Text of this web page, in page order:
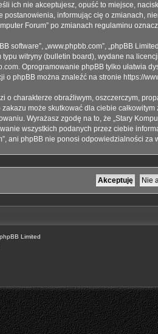
ich nie akceptujesz, opuść to miejsce,
postanowienia, informując cię o zmianach,
Forum” po zmianach regulaminu
software”, „www.phpbb.com”, „phpBB
witryny (bulletin board), wydane na
. Oprogramowanie phpBB tylko ułatwia
o phpBB można znaleźć na stronie https://
o charakterze obraźliwym, oszczerczym,
może skutkować dla ciebie
Wyrażasz zgodę na to, że „Stary
wszystkich podanych przez ciebie
ani phpBB nie ponosi odpowiedzialności
Limited